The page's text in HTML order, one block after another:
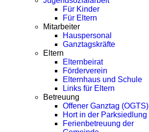
Für Kinder
Für Eltern
Mitarbeiter
Hauspersonal
Ganztagskräfte
Eltern
Elternbeirat
Förderverein
Elternhaus und Schule
Links für Eltern
Betreuung
Offener Ganztag (OGTS)
Hort in der Parksiedlung
Ferienbetreuung der